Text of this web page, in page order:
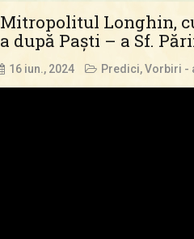
Mitropolitul Longhin,
a după Paști – a Sf.
16 iun., 2024 Predici,Vorbiri -